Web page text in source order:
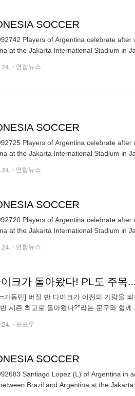
SOCCER
Players of Argentina celebrate
at the Jakarta International Stadium in
연합뉴스
SOCCER
Players of Argentina celebrate
at the Jakarta International Stadium in
연합뉴스
SOCCER
Players of Argentina celebrate
at the Jakarta International Stadium in
연합뉴스
크가 돌아왔다! PL도 주목
가동민] 버질 반 다이크가 이전의 기량을
시즌 최고로 돌아왔나?”라는 문구와 함
포포투
SOCCER
Santiago Lopez (L) of Argentina in
Brazil and Argentina at the